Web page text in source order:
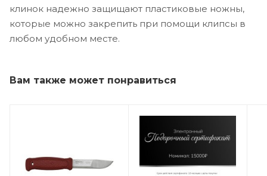
клинок надежно защищают пластиковые ножны,
которые можно закрепить при помощи клипсы в
любом удобном месте.
Вам также может понравиться